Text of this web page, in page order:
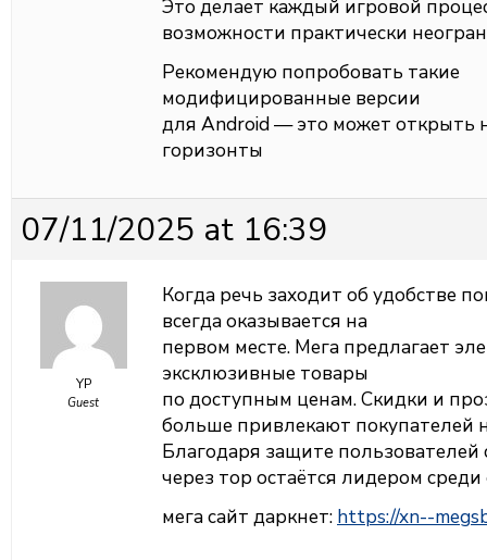
Это делает каждый игровой
возможности практически
Рекомендую попробовать такие
модифицированные версии
для Android — это может открыть
горизонты
07/11/2025 at 16:39
YP
Guest
Когда речь заходит об удобстве
всегда оказывается на
первом месте. Мега предлагает
эксклюзивные товары
по доступным ценам. Скидки и
больше привлекают покупателей
Благодаря защите пользователей
через тор остаётся лидером
мега сайт даркнет: https://xn--